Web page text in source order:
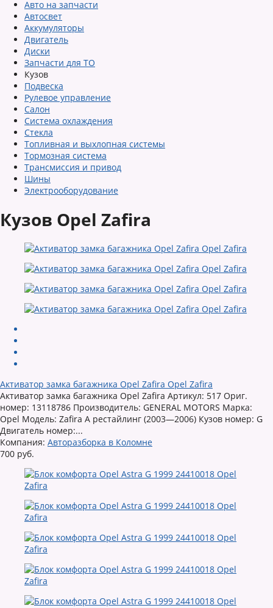
Авто на запчасти
Автосвет
Аккумуляторы
Двигатель
Диски
Запчасти для ТО
Кузов
Подвеска
Рулевое управление
Салон
Система охлаждения
Стекла
Топливная и выхлопная системы
Тормозная система
Трансмиссия и привод
Шины
Электрооборудование
Кузов Opel Zafira
Активатор замка багажника Opel Zafira Opel Zafira
Активатор замка багажника Opel Zafira Артикул: 517 Ориг.
номер: 13118786 Производитель: GENERAL MOTORS Марка:
Opel Модель: Zafira A рестайлинг (2003—2006) Кузов номер: G
Двигатель номер:...
Компания: Авторазборка в Коломне
700 руб.